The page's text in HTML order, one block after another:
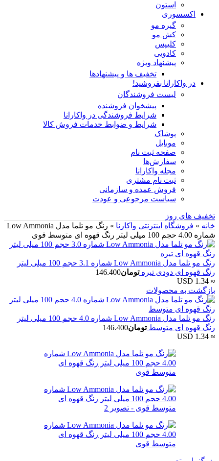
استون
اکسسوری
گیره مو
کش مو
کلیپس
کادویی
پیشنهاد ویژه
تخفیف ها و پیشنهادها
در واکارانا بفروشید!
لیست فروشندگان
پیشخوان فروشنده
شرایط فروشندگی در واکارانا
شرایط و ضوابط خدمات فروش کالا
پوشاک
موبایل
صفحه ثبت نام
سفارش‌ها
مجله واکارانا
ثبت نام مشتری
فروش عمده و سازمانی
سیاست مرجوعی و عودت
تخفیف های روز
خانه » فروشگاه اینترنتی واکارنا »
رنگ مو تلما مدل Low Ammonia
شماره 4.00 حجم 100 میلی لیتر رنگ قهوه ای متوسط قوی
رنگ مو تلما مدل Low Ammonia شماره 3.1 حجم 100 میلی لیتر
رنگ قهوه ای دودی تیرهتومان146.400
≈ 1.34 USD
بازگشت به محصولات
رنگ مو تلما مدل Low Ammonia شماره 4.0 حجم 100 میلی لیتر
رنگ قهوه ای متوسطتومان146.400
≈ 1.34 USD